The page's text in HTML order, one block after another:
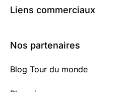
Liens commerciaux
Nos partenaires
Blog Tour du monde